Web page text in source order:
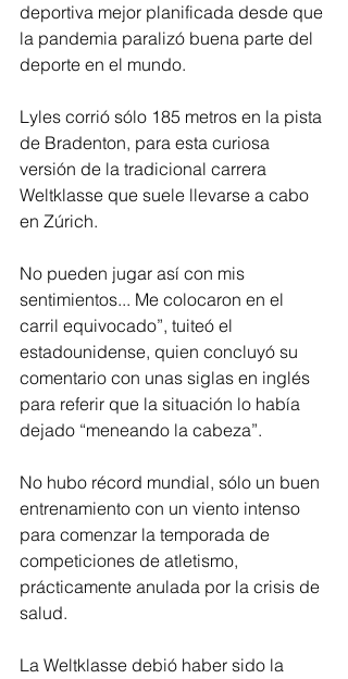
deportiva mejor planificada desde que
la pandemia paralizó buena parte del
deporte en el mundo.
Lyles corrió sólo 185 metros en la pista
de Bradenton, para esta curiosa
versión de la tradicional carrera
Weltklasse que suele llevarse a cabo
en Zúrich.
No pueden jugar así con mis
sentimientos... Me colocaron en el
carril equivocado”, tuiteó el
estadounidense, quien concluyó su
comentario con unas siglas en inglés
para referir que la situación lo había
dejado “meneando la cabeza”.
No hubo récord mundial, sólo un buen
entrenamiento con un viento intenso
para comenzar la temporada de
competiciones de atletismo,
prácticamente anulada por la crisis de
salud.
La Weltklasse debió haber sido la